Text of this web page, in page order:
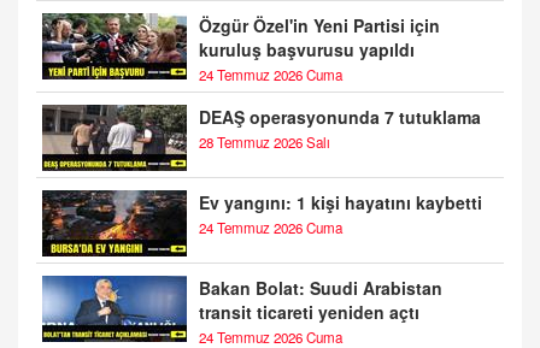
Özgür Özel'in Yeni Partisi için
kuruluş başvurusu yapıldı
24 Temmuz 2026 Cuma
DEAŞ operasyonunda 7 tutuklama
28 Temmuz 2026 Salı
Ev yangını: 1 kişi hayatını kaybetti
24 Temmuz 2026 Cuma
Bakan Bolat: Suudi Arabistan
transit ticareti yeniden açtı
24 Temmuz 2026 Cuma